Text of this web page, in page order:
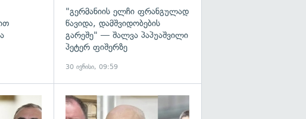
"გერმანიის ელჩი ფრანგულად
წავიდა, დამშვიდობების
გარეშე" — შალვა პაპუაშვილი
პეტერ ფიშერზე
30 ივნისი, 09:59
გადახედვა